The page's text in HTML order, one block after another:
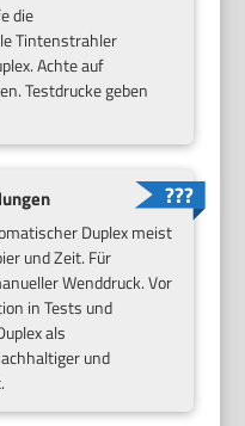
die
Tintenstrahler
Achte auf
Testdrucke geben
Duplex meist
und Zeit. Für
Wenddruck. Vor
in Tests und
als
und